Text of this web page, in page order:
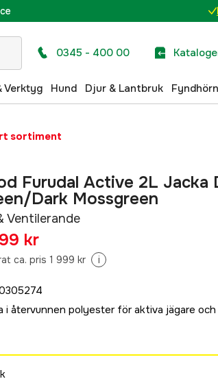
0345 - 400 00
Verktyg Hund Djur & Lantbruk
sortiment
Furudal Active 2L Jacka
Dark Mossgreen
Ventilerande
kr
ca. pris 1 999 kr i
i återvunnen polyester för aktiva jägare och